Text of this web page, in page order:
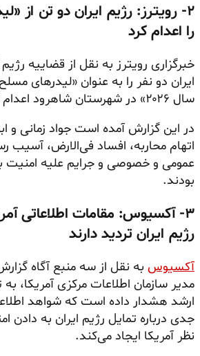
۲- رویترز: رژیم ایران دو تن از
را اعدام کرد
خبرگزاری رویترز به نقل از قضاییه
ایران دو نفر را به عنوان «لیدرهای
سال ۲۰۲۶» در شهرستان شاهرود اعدام کرده است.
در این گزارش آمده است جواد زمانی و
اتهام محاربه، افساد فی‌الارض، آسیب
عمومی و خصوصی و جرایم علیه امنیت
بودند.
۳- آکسیوس: مقامات اطلاعاتی
رژیم ایران تردید دارند
آکسیوس به نقل از سه منبع آگاه
مدیر سازمان اطلاعات مرکزی آمریکا،
ارشد هشدار داده است که شواهد
جدی درباره تمایل رژیم ایران به دادن
نظر آمریکا ایجاد می‌کند.